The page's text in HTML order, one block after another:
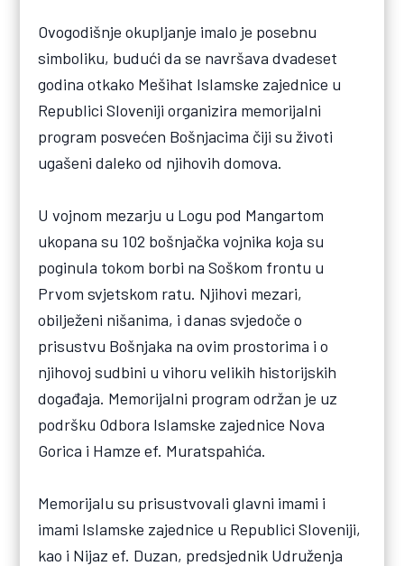
Ovogodišnje okupljanje imalo je posebnu
simboliku, budući da se navršava dvadeset
godina otkako Mešihat Islamske zajednice u
Republici Sloveniji organizira memorijalni
program posvećen Bošnjacima čiji su životi
ugašeni daleko od njihovih domova.
U vojnom mezarju u Logu pod Mangartom
ukopana su 102 bošnjačka vojnika koja su
poginula tokom borbi na Soškom frontu u
Prvom svjetskom ratu. Njihovi mezari,
obilježeni nišanima, i danas svjedoče o
prisustvu Bošnjaka na ovim prostorima i o
njihovoj sudbini u vihoru velikih historijskih
događaja. Memorijalni program održan je uz
podršku Odbora Islamske zajednice Nova
Gorica i Hamze ef. Muratspahića.
Memorijalu su prisustvovali glavni imami i
imami Islamske zajednice u Republici Sloveniji,
kao i Nijaz ef. Duzan, predsjednik Udruženja